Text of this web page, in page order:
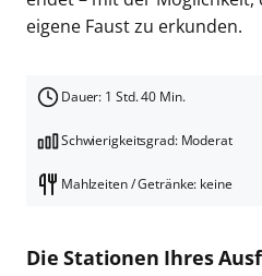
eigene Faust zu erkunden.
Dauer: 1 Std. 40 Min.
Schwierigkeitsgrad: Moderat
Mahlzeiten / Getränke: keine
Die Stationen Ihres